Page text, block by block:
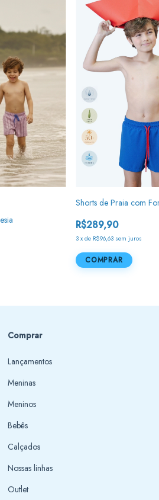
Shorts de Praia com
R$289,90
3 x de R$96,63 sem juros
COMPRAR
Comprar
Lançamentos
Meninas
Meninos
Bebês
Calçados
Nossas linhas
Outlet